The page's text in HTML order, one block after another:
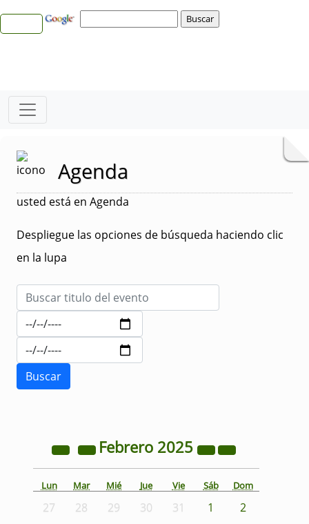
Agenda
usted está en Agenda
Despliegue las opciones de búsqueda haciendo clic
en la lupa
Febrero 2025
Lun Mar Mié Jue Vie Sáb Dom
27 28 29 30 31 1
2